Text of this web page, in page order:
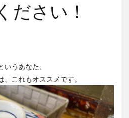
ださい！
うあなた、
これもオススメです。